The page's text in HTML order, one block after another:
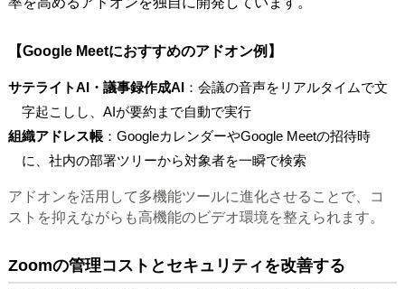
【Google Meetにおすすめのアドオン例】
サテライトAI・議事録作成AI：会議の音声をリアルタイムで文
字起こしし、AIが要約まで自動で実行
組織アドレス帳：GoogleカレンダーやGoogle Meetの招待時
に、社内の部署ツリーから対象者を一瞬で検索
アドオンを活用して多機能ツールに進化させることで、コ
ストを抑えながらも高機能のビデオ環境を整えられます。
Zoomの管理コストとセキュリティを改善する